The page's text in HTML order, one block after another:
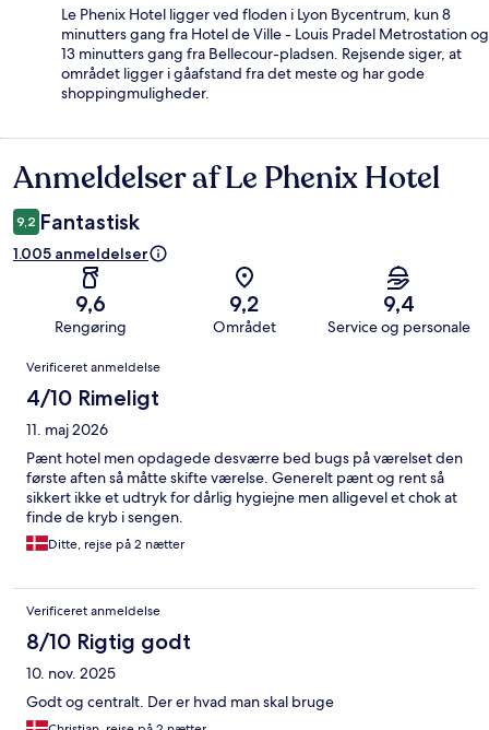
Le Phenix Hotel ligger ved floden i Lyon Bycentrum, kun 8
minutters gang fra Hotel de Ville - Louis Pradel Metrostation og
13 minutters gang fra Bellecour-pladsen. Rejsende siger, at
området ligger i gåafstand fra det meste og har gode
shoppingmuligheder.
Anmeldelser
Anmeldelser af Le Phenix Hotel
9,2 Fantastisk
1.005 anmeldelser
9,6
Rengøring
9,2
Området
9,4
Service og personale
Anmeldelser
Verificeret anmeldelse
4/10 Rimeligt
11. maj 2026
Pænt hotel men opdagede desværre bed bugs på værelset den
første aften så måtte skifte værelse. Generelt pænt og rent så
sikkert ikke et udtryk for dårlig hygiejne men alligevel et chok at
finde de kryb i sengen.
Ditte, rejse på 2 nætter
Verificeret anmeldelse
8/10 Rigtig godt
10. nov. 2025
Godt og centralt. Der er hvad man skal bruge